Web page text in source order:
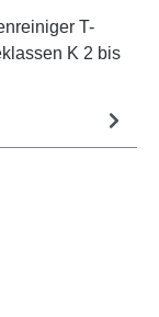
T-
K 2 bis